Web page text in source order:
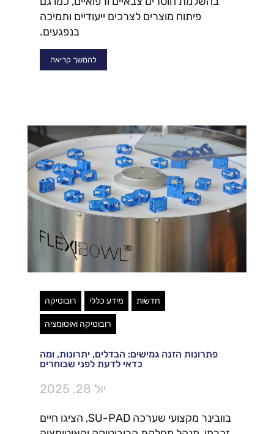
פיתוח מוצרים לצרכים ייעודיים ותמיכה
בנפגעים.
להמשך קריאה
חדשות מידע כללי רובוטיקה
רובוטיקה ואוטומציה
פתרונות הזנה גמישים: הבדלים, יתרונות, ומה
כדאי לדעת לפני שבוחרים
יול 28, 2025
בוובינר מקצועי שערכה SU-PAD, הציגו חיים